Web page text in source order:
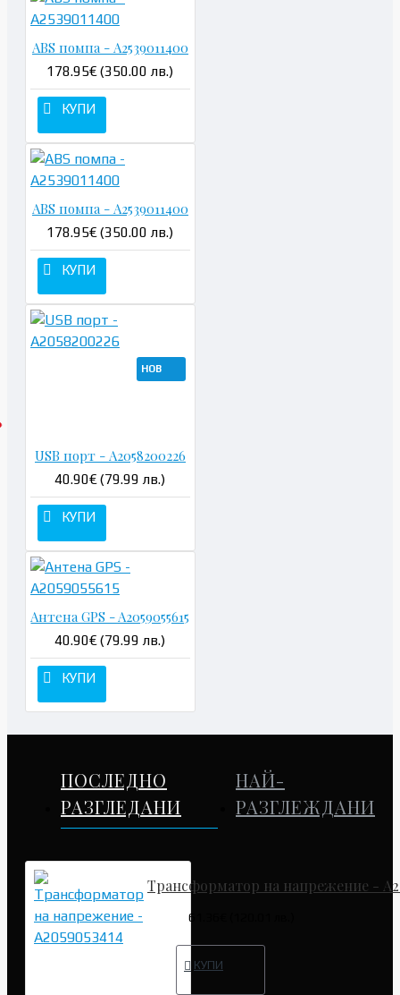
ABS помпа - A2539011400
178.95€ (350.00 лв.)
КУПИ
ABS помпа - A2539011400
178.95€ (350.00 лв.)
КУПИ
НОВ
USB порт - A2058200226
40.90€ (79.99 лв.)
КУПИ
Антена GPS - A2059055615
40.90€ (79.99 лв.)
КУПИ
ПОСЛЕДНО
РАЗГЛЕДАНИ
НАЙ-
РАЗГЛЕЖДАНИ
Трансформатор на напрежение -
61.36€ (120.01 лв.)
КУПИ